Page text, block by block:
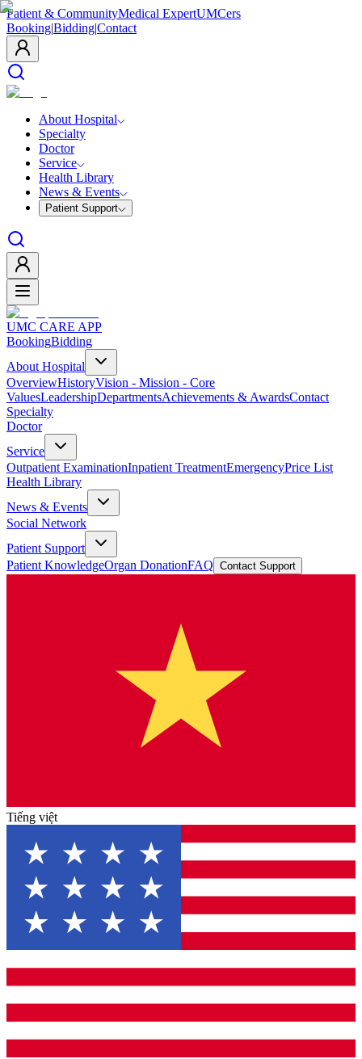
Patient & CommunityMedical ExpertUMCers
Booking|Bidding|Contact
About Hospital
Specialty
Doctor
Service
Health Library
News & Events
Patient Support
UMC CARE APP
BookingBidding
About Hospital
OverviewHistoryVision - Mission - Core
ValuesLeadershipDepartmentsAchievements & AwardsContact
Specialty
Doctor
Service
Outpatient ExaminationInpatient TreatmentEmergencyPrice List
Health Library
News & Events
Social Network
Patient Support
Patient KnowledgeOrgan DonationFAQ Contact Support
Tiếng việt